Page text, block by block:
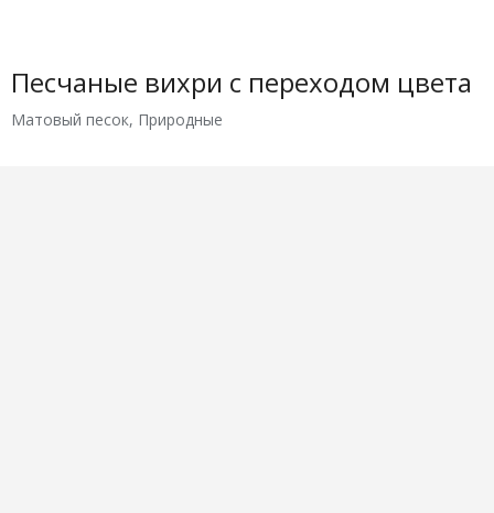
Песчаные вихри с переходом цвета
Матовый песок, Природные